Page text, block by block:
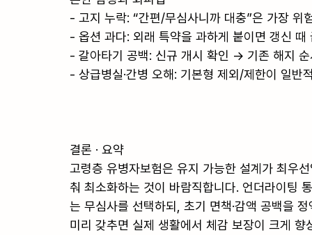
- 고지 누락: “간편/무심사니까 대충”은 가장 위
- 옵션 과다: 외래 특약을 과하게 붙이면 갱신
- 갈아타기 공백: 신규 개시 확인 → 기존 해지
- 상급병실·간병 오해: 기본형 제외/제한이 일반
결론 · 요약
고령층 유병자보험은 유지 가능한 설계가 최우
춰 최소화하는 것이 바람직합니다. 언더라이팅
는 무심사를 선택하되, 초기 면책·감액 공백을
미리 갖추면 실제 생활에서 체감 보장이 크게